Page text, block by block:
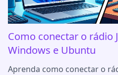
Como conectar o rádio
Windows e Ubuntu
Aprenda como conectar o